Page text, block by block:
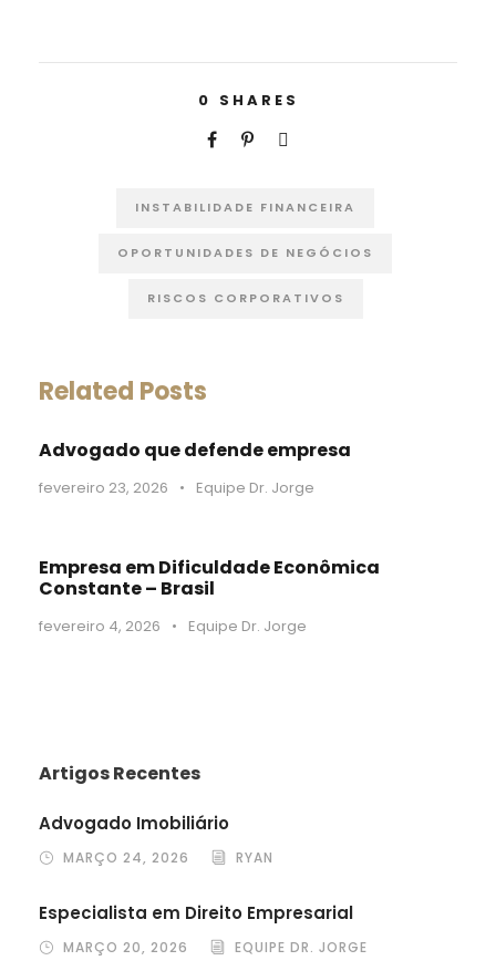
0 SHARES
INSTABILIDADE FINANCEIRA
OPORTUNIDADES DE NEGÓCIOS
RISCOS CORPORATIVOS
Related Posts
Advogado que defende empresa
fevereiro 23, 2026 • Equipe Dr. Jorge
Empresa em Dificuldade Econômica
Constante – Brasil
fevereiro 4, 2026 • Equipe Dr. Jorge
Artigos Recentes
Advogado Imobiliário
MARÇO 24, 2026 RYAN
Especialista em Direito Empresarial
MARÇO 20, 2026 EQUIPE DR. JORGE